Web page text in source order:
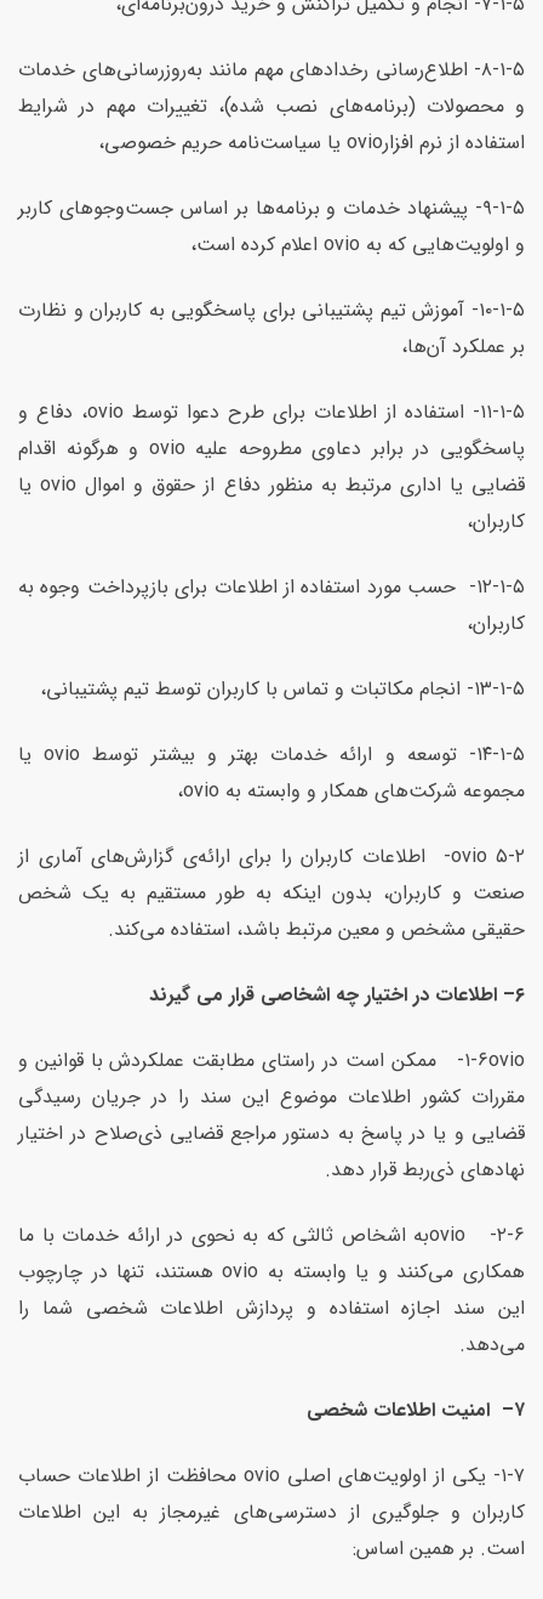
۸-۱-۵- اطلاع‌رسانی رخدادهای مهم مانند به‌روزرسانی‌های خدمات
و محصولات (برنامه‌های نصب شده)، تغییرات مهم در شرایط
استفاده از نرم افزارovio یا سیاست‌نامه حریم خصوصی،
۹-۱-۵- پیشنهاد خدمات و برنامه‌ها بر اساس جست‌وجوهای کاربر
و اولویت‌هایی که به ovio اعلام کرده است،
۱۰-۱-۵- آموزش تیم پشتیبانی برای پاسخگویی به کاربران و نظارت
بر عملکرد آن‌ها،
۱۱-۱-۵- استفاده از اطلاعات برای طرح دعوا توسط ovio، دفاع و
پاسخگویی در برابر دعاوی مطروحه علیه ovio و هرگونه اقدام
قضایی یا اداری مرتبط به منظور دفاع از حقوق و اموال ovio یا
کاربران،
۱۲-۱-۵- حسب مورد استفاده از اطلاعات برای بازپرداخت وجوه به
کاربران،
۱۳-۱-۵- انجام مکاتبات و تماس با کاربران توسط تیم پشتیبانی،
۱۴-۱-۵- توسعه و ارائه خدمات بهتر و بیشتر توسط ovio یا
مجموعه شرکت‌های همکار و وابسته به ovio،
۵-۲ ovio- اطلاعات کاربران را برای ارائه‌ی گزارش‌های آماری از
صنعت و کاربران، بدون اینکه به طور مستقیم به یک شخص
حقیقی مشخص و معین مرتبط باشد، استفاده می‌کند.
۶– اطلاعات در اختیار چه اشخاصی قرار می گیرند
۱-۶ovio- ممکن است در راستای مطابقت عملکردش با قوانین و
مقررات کشور اطلاعات موضوع این سند را در جریان رسیدگی
قضایی و یا در پاسخ به دستور مراجع قضایی ذی‌صلاح در اختیار
نهادهای ذی‌ربط قرار دهد.
۲-۶- ovioبه اشخاص ثالثی که به نحوی در ارائه خدمات با ما
همکاری می‌کنند و یا وابسته به ovio هستند، تنها در چارچوب
این سند اجازه استفاده و پردازش اطلاعات شخصی شما را
می‌دهد.
۷– امنیت اطلاعات شخصی
۱-۷- یکی از اولویت‌های اصلی ovio محافظت از اطلاعات حساب
کاربران و جلوگیری از دسترسی‌های غیرمجاز به این اطلاعات
است. بر همین اساس: